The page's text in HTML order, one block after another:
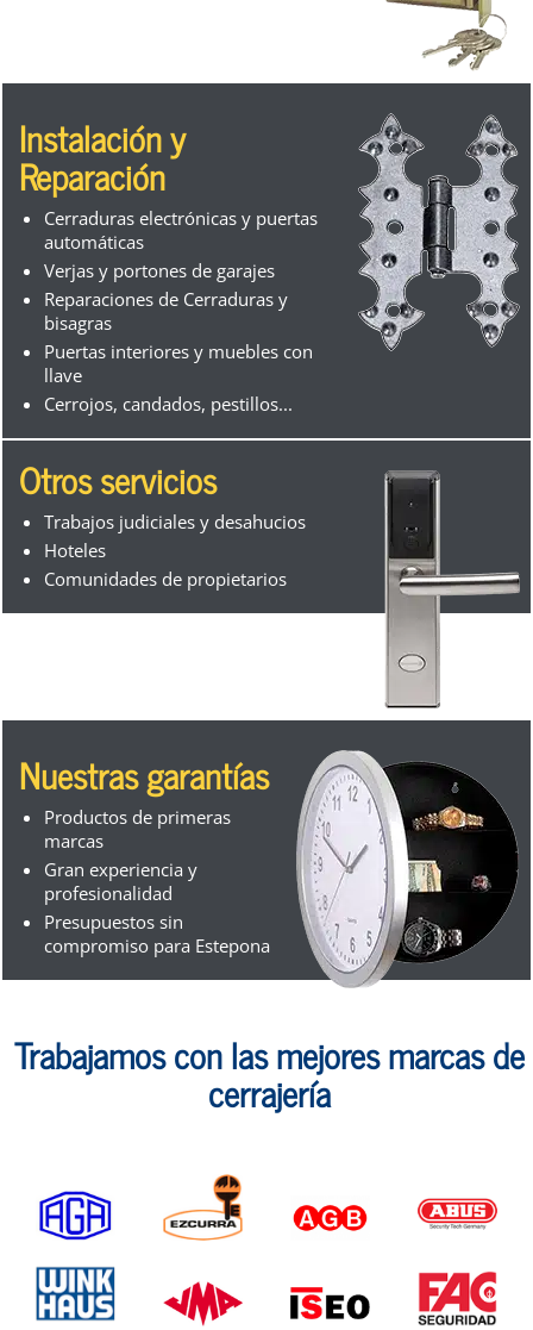
Instalación y
Reparación
Cerraduras electrónicas y puertas
automáticas
Verjas y portones de garajes
Reparaciones de Cerraduras y
bisagras
Puertas interiores y muebles con
llave
Cerrojos, candados, pestillos...
Otros servicios
Trabajos judiciales y desahucios
Hoteles
Comunidades de propietarios
Nuestras garantías
Productos de primeras
marcas
Gran experiencia y
profesionalidad
Presupuestos sin
compromiso para Estepona
Trabajamos con las mejores marcas de
cerrajería